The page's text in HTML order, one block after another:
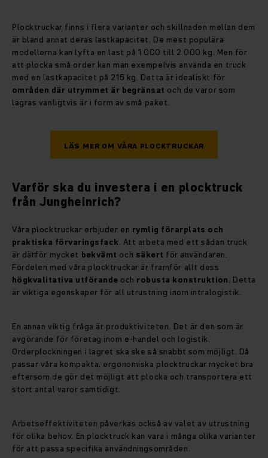
Plocktruckar finns i flera varianter och skillnaden mellan dem
är bland annat deras lastkapacitet. De mest populära
modellerna kan lyfta en last på 1 000 till 2 000 kg. Men för
att plocka små order kan man exempelvis använda en truck
med en lastkapacitet på 215 kg. Detta är idealiskt för
områden där utrymmet är begränsat och de varor som
lagras vanligtvis är i form av små paket.
LÄS MER OM VÅRA PLOCKTRUCKAR
Varför ska du investera i en plocktruck
från Jungheinrich?
Våra plocktruckar erbjuder en rymlig förarplats och
praktiska förvaringsfack. Att arbeta med ett sådan truck
är därför mycket bekvämt och säkert för användaren.
Fördelen med våra plocktruckar är framför allt dess
högkvalitativa utförande och robusta konstruktion. Detta
är viktiga egenskaper för all utrustning inom intralogistik.
En annan viktig fråga är produktiviteten. Det är den som är
avgörande för företag inom e-handel och logistik.
Orderplockningen i lagret ska ske så snabbt som möjligt. Då
passar våra kompakta, ergonomiska plocktruckar mycket bra
eftersom de gör det möjligt att plocka och transportera ett
stort antal varor samtidigt.
Arbetseffektiviteten påverkas också av valet av utrustning
för olika behov. En plocktruck kan vara i många olika varianter
för att passa specifika användningsområden.